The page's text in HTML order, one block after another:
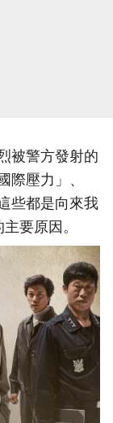
被警方發射的
際壓力」、
些都是向來我
要原因。